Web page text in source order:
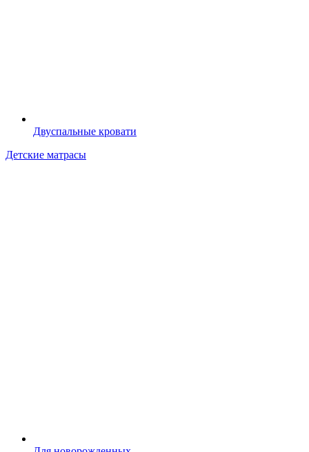
Двуспальные кровати
Детские матрасы